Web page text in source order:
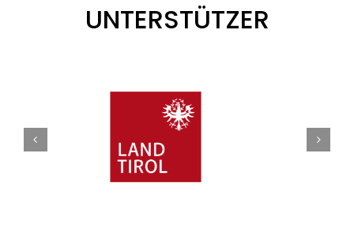
UNTERSTÜTZER